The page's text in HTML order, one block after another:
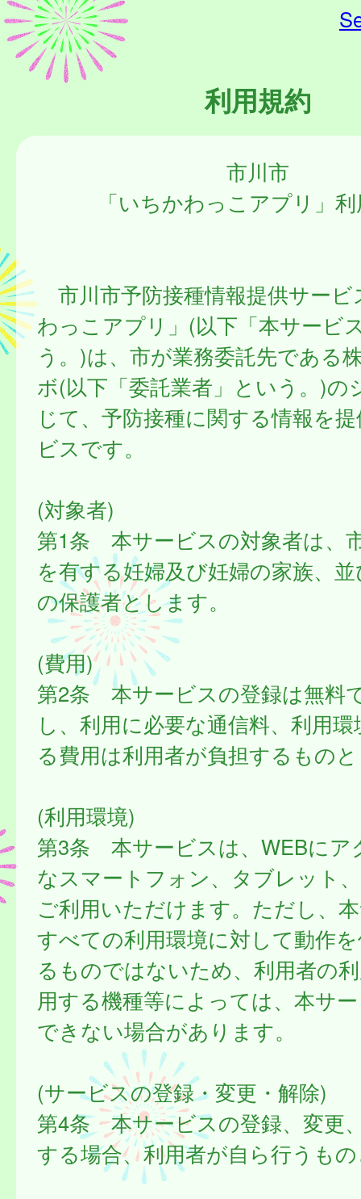
利用規約
市川市
「いちかわっこアプリ」
市川市予防接種情報提供サービ
わっこアプリ」(以下「本サービ
う。)は、市が業務委託先である
ボ(以下「委託業者」という。)の
じて、予防接種に関する情報を
ビスです。
(対象者)
第1条 本サービスの対象者は、
を有する妊婦及び妊婦の家族、
の保護者とします。
(費用)
第2条 本サービスの登録は無料
し、利用に必要な通信料、利用
る費用は利用者が負担するもの
(利用環境)
第3条 本サービスは、WEBにア
なスマートフォン、タブレット
ご利用いただけます。ただし、
すべての利用環境に対して動作
るものではないため、利用者の
用する機種等によっては、本サ
できない場合があります。
(サービスの登録・変更・解除)
第4条 本サービスの登録、変更
する場合、利用者が自ら行うも